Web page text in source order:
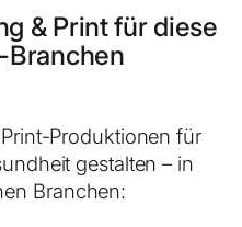
& Print für diese
Branchen
Produktionen für
gestalten – in
Branchen: